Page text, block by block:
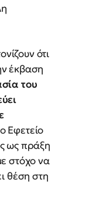
ότι
έκβαση
του
Εφετείο
ως πράξη
στόχο να
θέση στη